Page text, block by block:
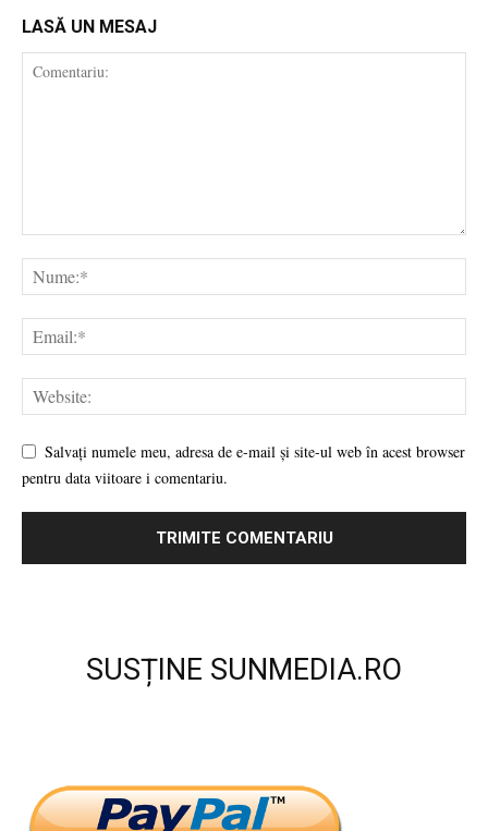
LASĂ UN MESAJ
Salvați numele meu, adresa de e-mail și site-ul web în acest browser
pentru data viitoare i comentariu.
SUSȚINE SUNMEDIA.RO